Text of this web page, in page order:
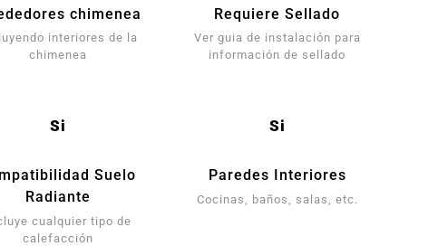
chimenea
interiores de la
chimenea
Si
Requiere Sellado
Ver guia de instalación para
información de sellado
Si
Suelo
Radiante
cualquier tipo de
calefacción
Paredes Interiores
Cocinas, baños, salas, etc.